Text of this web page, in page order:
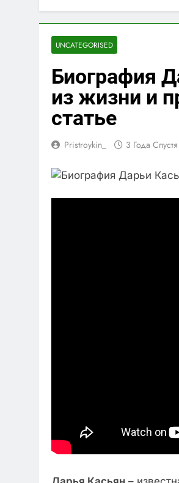
UNCATEGORISED
Биография
из жизни и
статье
Pristroykin_ 3 Года Спустя